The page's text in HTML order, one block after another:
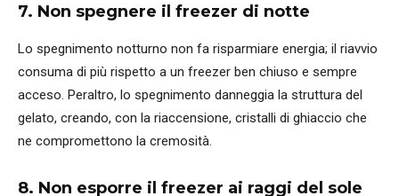
7. Non spegnere il freezer di notte
Lo spegnimento notturno non fa risparmiare energia; il riavvio
consuma di più rispetto a un freezer ben chiuso e sempre
acceso. Peraltro, lo spegnimento danneggia la struttura del
gelato, creando, con la riaccensione, cristalli di ghiaccio che
ne compromettono la cremosità.
8. Non esporre il freezer ai raggi del sole